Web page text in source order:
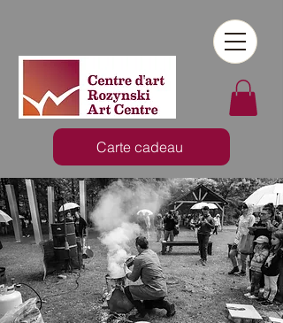
Carte cadeau